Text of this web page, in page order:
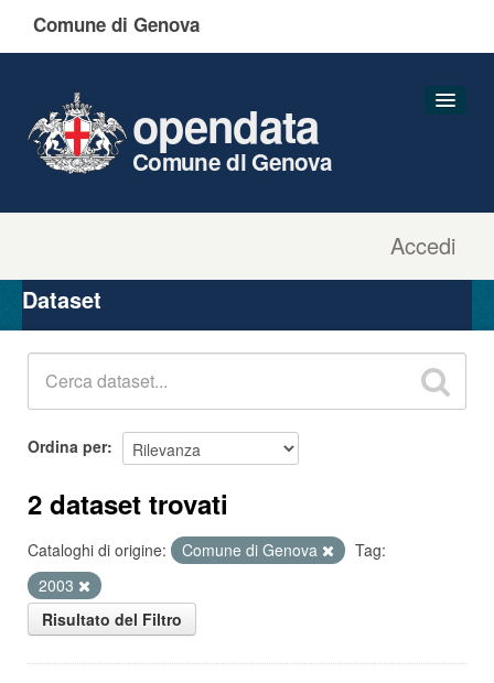
Comune di Genova
Accedi
opendata
Comune di Genova
Organizzazioni
Gruppi
Dataset
Ordina per
2 dataset trovati
Cataloghi di origine: Comune di Genova
Tag:
2003
Risultato del Filtro